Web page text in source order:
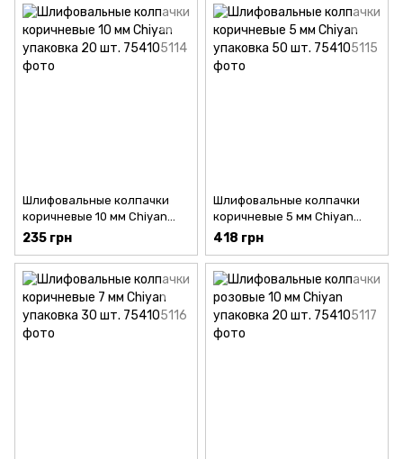
Шлифовальные колпачки
коричневые 10 мм Chiyan
упаковка 20 шт.
235 грн
Шлифовальные колпачки
коричневые 5 мм Chiyan
упаковка 50 шт.
418 грн